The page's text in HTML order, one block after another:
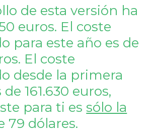
de esta versión ha
euros. El coste
para este año es de
El coste
desde la primera
161.630 euros,
para ti essólo la
79 dólares.